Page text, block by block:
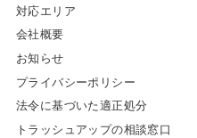
対応エリア
会社概要
お知らせ
プライバシーポリシー
法令に基づいた適正処分
トラッシュアップの相談窓口